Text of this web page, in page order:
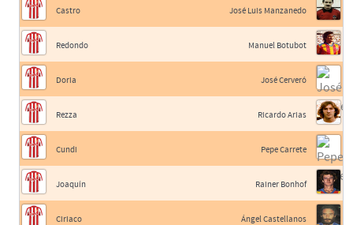
Castro
Redondo
Doria
Rezza
Cundi
Joaquín
Ciriaco
José Luis Manzanedo
Manuel Botubot
José Cerveró
Ricardo Arias
Pepe Carrete
Rainer Bonhof
Ángel Castellanos